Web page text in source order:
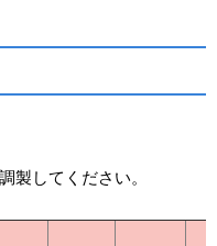
製してください。